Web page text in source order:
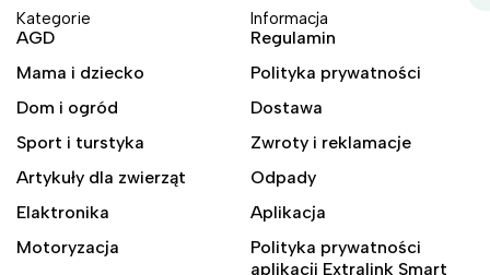
Kategorie
AGD
Mama i dziecko
Dom i ogród
Sport i turstyka
Artykuły dla zwierząt
Elaktronika
Motoryzacja
Informacja
Regulamin
Polityka prywatności
Dostawa
Zwroty i reklamacje
Odpady
Aplikacja
Polityka prywatności
aplikacji Extralink Smart